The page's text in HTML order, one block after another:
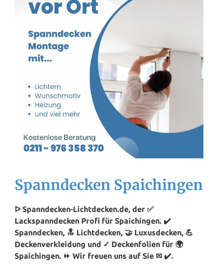
Spanndecken Spaichingen
ᐅ Spanndecken-Lichtdecken.de, der ✅
Lackspanndecken Profi für Spaichingen. ✔️
Spanndecken, 🔝 Lichtdecken, 🤝 Luxusdecken, 💪
Deckenverkleidung und ✓ Deckenfolien für 🌍
Spaichingen. ⏩ Wir freuen uns auf Sie ✉ ✔️.